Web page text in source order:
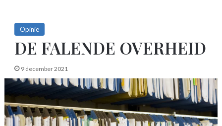
Opinie
DE FALENDE OVERHEID
9 december 2021